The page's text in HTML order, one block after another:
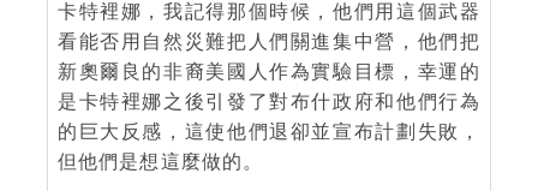
卡特裡娜，我記得那個時候，他們用這個武器
看能否用自然災難把人們關進集中營，他們把
新奧爾良的非裔美國人作為實驗目標，幸運的
是卡特裡娜之後引發了對布什政府和他們行為
的巨大反感，這使他們退卻並宣布計劃失敗，
但他們是想這麼做的。